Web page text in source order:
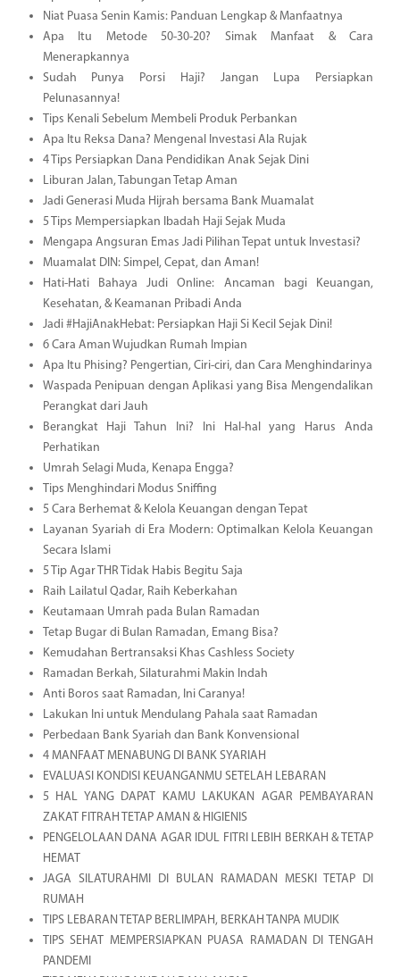
Niat Puasa Senin Kamis: Panduan Lengkap & Manfaatnya
Apa Itu Metode 50-30-20? Simak Manfaat & Cara
Menerapkannya
Sudah Punya Porsi Haji? Jangan Lupa Persiapkan
Pelunasannya!
Tips Kenali Sebelum Membeli Produk Perbankan
Apa Itu Reksa Dana? Mengenal Investasi Ala Rujak
4 Tips Persiapkan Dana Pendidikan Anak Sejak Dini
Liburan Jalan, Tabungan Tetap Aman
Jadi Generasi Muda Hijrah bersama Bank Muamalat
5 Tips Mempersiapkan Ibadah Haji Sejak Muda
Mengapa Angsuran Emas Jadi Pilihan Tepat untuk Investasi?
Muamalat DIN: Simpel, Cepat, dan Aman!
Hati-Hati Bahaya Judi Online: Ancaman bagi Keuangan,
Kesehatan, & Keamanan Pribadi Anda
Jadi #HajiAnakHebat: Persiapkan Haji Si Kecil Sejak Dini!
6 Cara Aman Wujudkan Rumah Impian
Apa Itu Phising? Pengertian, Ciri-ciri, dan Cara Menghindarinya
Waspada Penipuan dengan Aplikasi yang Bisa Mengendalikan
Perangkat dari Jauh
Berangkat Haji Tahun Ini? Ini Hal-hal yang Harus Anda
Perhatikan
Umrah Selagi Muda, Kenapa Engga?
Tips Menghindari Modus Sniffing
5 Cara Berhemat & Kelola Keuangan dengan Tepat
Layanan Syariah di Era Modern: Optimalkan Kelola Keuangan
Secara Islami
5 Tip Agar THR Tidak Habis Begitu Saja
Raih Lailatul Qadar, Raih Keberkahan
Keutamaan Umrah pada Bulan Ramadan
Tetap Bugar di Bulan Ramadan, Emang Bisa?
Kemudahan Bertransaksi Khas Cashless Society
Ramadan Berkah, Silaturahmi Makin Indah
Anti Boros saat Ramadan, Ini Caranya!
Lakukan Ini untuk Mendulang Pahala saat Ramadan
Perbedaan Bank Syariah dan Bank Konvensional
4 MANFAAT MENABUNG DI BANK SYARIAH
EVALUASI KONDISI KEUANGANMU SETELAH LEBARAN
5 HAL YANG DAPAT KAMU LAKUKAN AGAR PEMBAYARAN
ZAKAT FITRAH TETAP AMAN & HIGIENIS
PENGELOLAAN DANA AGAR IDUL FITRI LEBIH BERKAH & TETAP
HEMAT
JAGA SILATURAHMI DI BULAN RAMADAN MESKI TETAP DI
RUMAH
TIPS LEBARAN TETAP BERLIMPAH, BERKAH TANPA MUDIK
TIPS SEHAT MEMPERSIAPKAN PUASA RAMADAN DI TENGAH
PANDEMI